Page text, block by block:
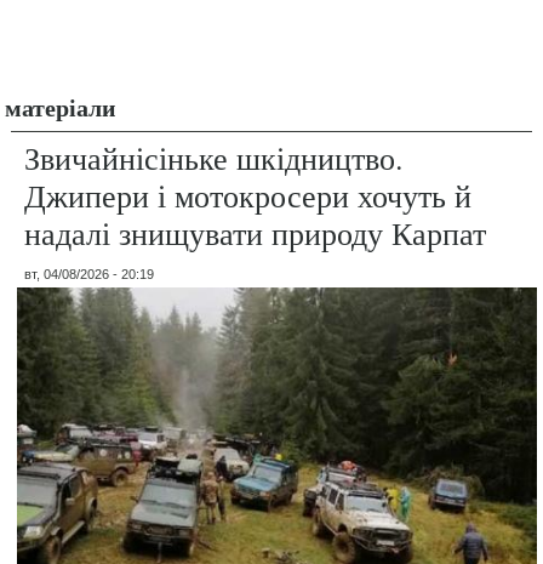
матеріали
Звичайнісіньке шкідництво.
Джипери і мотокросери хочуть й
надалі знищувати природу Карпат
вт, 04/08/2026 - 20:19